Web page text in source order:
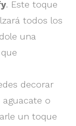
. Este toque
todos los
una
decorar
o
un toque